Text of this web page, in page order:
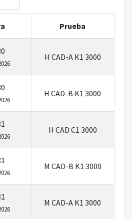
Prueba
H CAD-A K1 3000
H CAD-B K1 3000
H CAD C1 3000
M CAD-B K1 3000
M CAD-A K1 3000